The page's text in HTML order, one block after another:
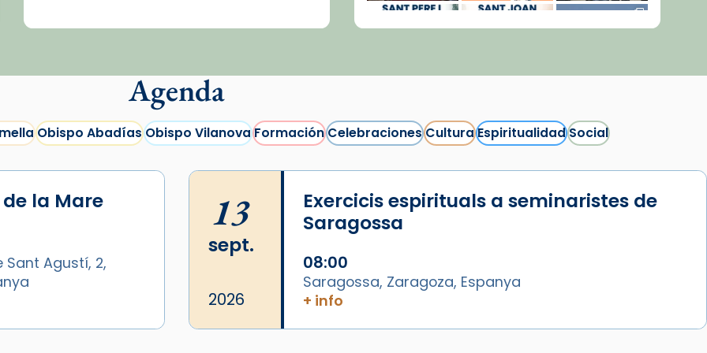
Cargar más...
Agenda
Obispo AbadíasObispo VilanovaFormaciónCelebracionesCulturaEspiritualidadSocial
la Mare
Agustí, 2,
13
sept.
2026
Exercicis espirituals a seminaristes de
Saragossa
08:00
Saragossa, Zaragoza, Espanya
+ info